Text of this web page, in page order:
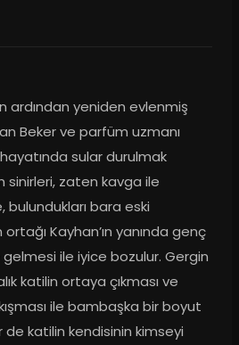
ardından yeniden evlenmiş
Beker ve parfüm uzmanı
hayatında sular durulmak
sinirleri, zaten kavga ile
bara eski
ortağı Kayhan’ın yanında genç
ile iyice bozulur. Gergin
katilin ortaya çıkması ve
ile bambaşka bir boyut
de katilin kendisinin kimseyi